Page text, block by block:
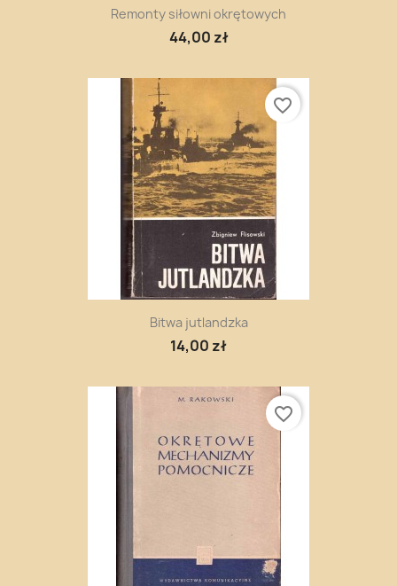
Remonty siłowni okrętowych
44,00 zł
Bitwa jutlandzka
14,00 zł
favorite_border
favorite_border